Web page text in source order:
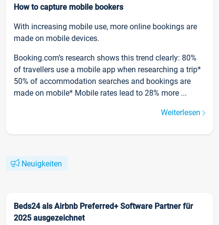
How to capture mobile bookers
With increasing mobile use, more online bookings are
made on mobile devices.
Booking.com’s research shows this trend clearly: 80%
of travellers use a mobile app when researching a trip*
50% of accommodation searches and bookings are
made on mobile* Mobile rates lead to 28% more ...
Weiterlesen
Neuigkeiten
Beds24 als Airbnb Preferred+ Software Partner für
2025 ausgezeichnet